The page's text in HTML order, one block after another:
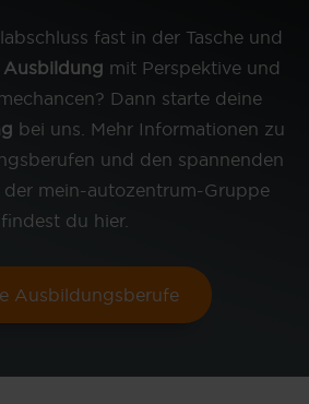
fast in der Tasche und
Ausbildung mit Perspektive und
Dann starte deine
bei uns. Mehr Informationen zu
und den spannenden
mein-autozentrum-Gruppe
findest du hier.
Ausbildungsberufe